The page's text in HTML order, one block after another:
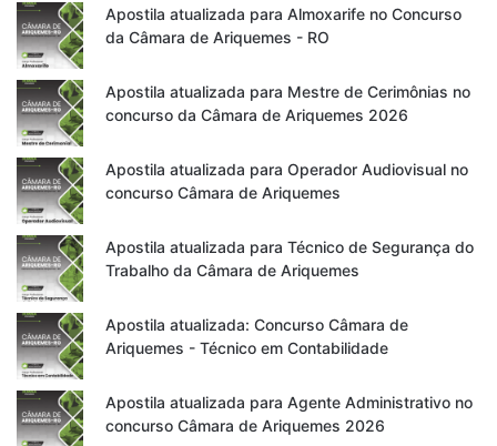
Apostila atualizada para Almoxarife no Concurso
da Câmara de Ariquemes - RO
Apostila atualizada para Mestre de Cerimônias no
concurso da Câmara de Ariquemes 2026
Apostila atualizada para Operador Audiovisual no
concurso Câmara de Ariquemes
Apostila atualizada para Técnico de Segurança do
Trabalho da Câmara de Ariquemes
Apostila atualizada: Concurso Câmara de
Ariquemes - Técnico em Contabilidade
Apostila atualizada para Agente Administrativo no
concurso Câmara de Ariquemes 2026